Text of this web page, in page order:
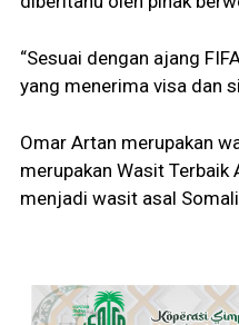
“Sesuai dengan ajang
yang menerima visa dan
Omar Artan merupakan
merupakan Wasit Terbaik
menjadi wasit asal